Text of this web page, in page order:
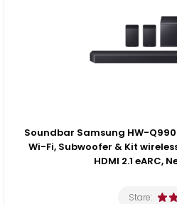
Soundbar Samsung HW-
Wi-Fi, Subwoofer & Kit
HDMI 2.1 eARC,
Stare: